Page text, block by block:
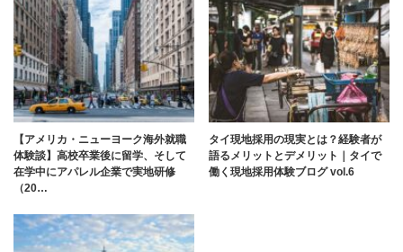
【アメリカ・ニューヨーク海外就職
体験談】高校卒業後に留学、そして
在学中にアパレル企業で実地研修
（20…
タイ現地採用の現実とは？経験者が
語るメリットとデメリット｜タイで
働く現地採用体験ブログ vol.6